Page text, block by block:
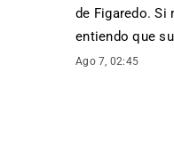
de Figaredo. Si
entiendo que
Ago 7, 02:45